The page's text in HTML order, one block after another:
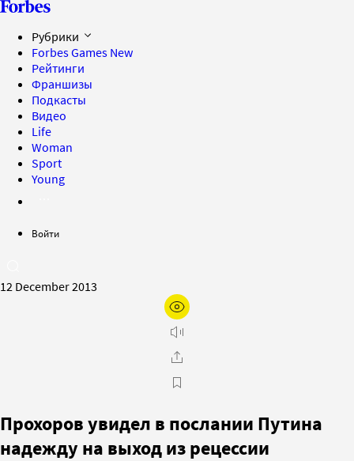
Рубрики
Forbes Games New
Рейтинги
Франшизы
Подкасты
Видео
Life
Woman
Sport
Young
Войти
12 December 2013
Прохоров увидел в послании Путина
надежду на выход из рецессии